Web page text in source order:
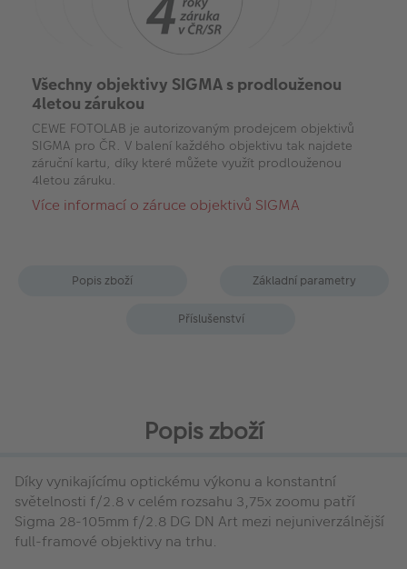
Všechny objektivy SIGMA s prodlouženou
4letou zárukou
CEWE FOTOLAB je autorizovaným prodejcem objektivů
SIGMA pro ČR. V balení každého objektivu tak najdete
záruční kartu, díky které můžete využít prodlouženou
4letou záruku.
Více informací o záruce objektivů SIGMA
Popis zboží Základní parametry
Příslušenství
Popis zboží
Díky vynikajícímu optickému výkonu a konstantní
světelnosti f/2.8 v celém rozsahu 3,75x zoomu patří
Sigma 28-105mm f/2.8 DG DN Art mezi nejuniverzálnější
full-framové objektivy na trhu.